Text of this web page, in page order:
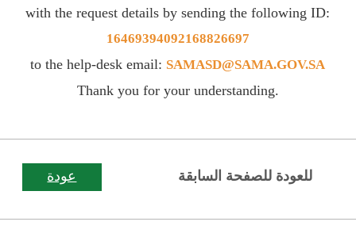
with the request details by sending the following ID:
16469394092168826697
to the help-desk email: SAMASD@SAMA.GOV.SA
Thank you for your understanding.
للعودة للصفحة السابقة عودة